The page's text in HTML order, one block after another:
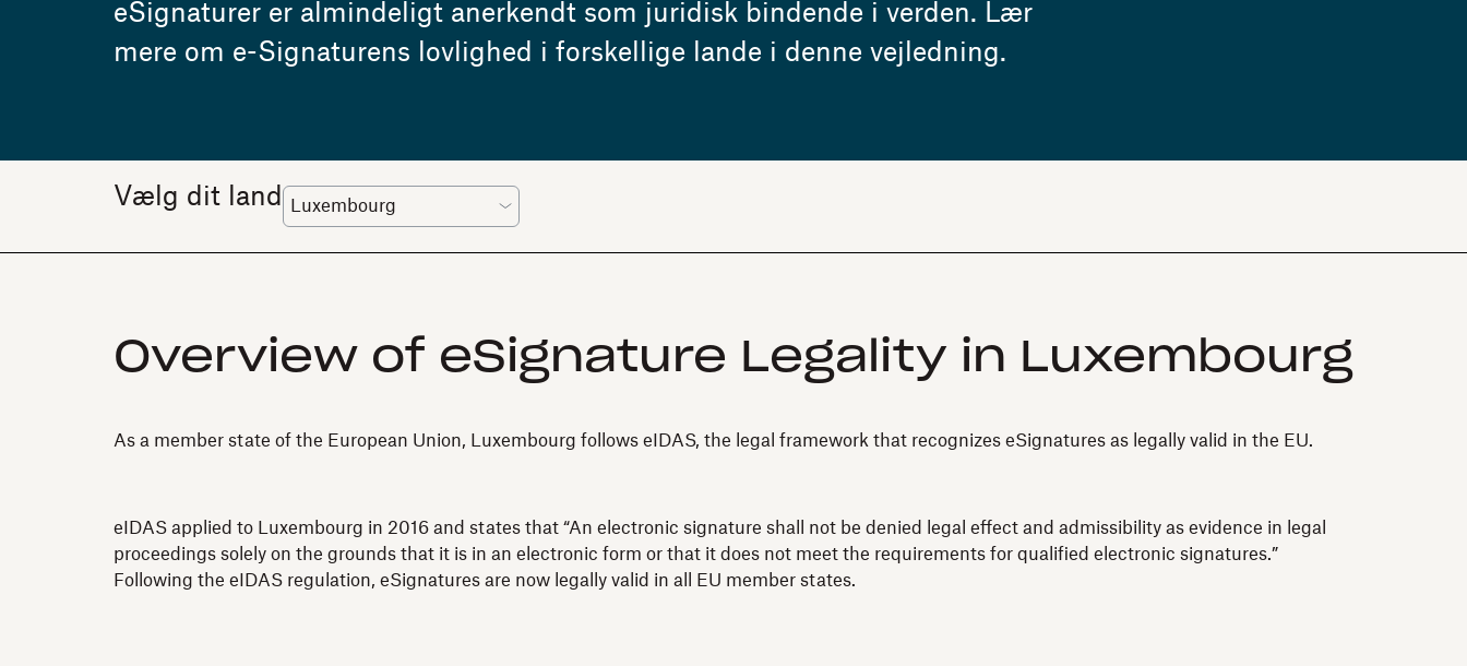
eSignaturer er almindeligt anerkendt som juridisk bindende i verden. Lær
mere om e-Signaturens lovlighed i forskellige lande i denne vejledning.
Vælg dit land
Overview of eSignature Legality in Luxembourg
As a member state of the European Union, Luxembourg follows eIDAS, the legal framework that recognizes eSignatures as legally valid in the EU.
eIDAS applied to Luxembourg in 2016 and states that “An electronic signature shall not be denied legal effect and admissibility as evidence in legal
proceedings solely on the grounds that it is in an electronic form or that it does not meet the requirements for qualified electronic signatures.”
Following the eIDAS regulation, eSignatures are now legally valid in all EU member states.